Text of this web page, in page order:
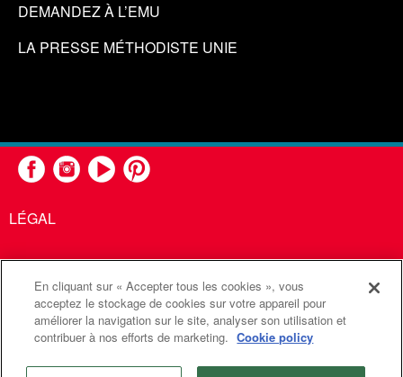
DEMANDEZ À L’EMU
LA PRESSE MÉTHODISTE UNIE
LÉGAL
United Methodist Communications est une agence de l'Église
Méthodiste Unie
Communications Méthodistes Unies. Tous droits
réservés
En cliquant sur « Accepter tous les cookies », vous
acceptez le stockage de cookies sur votre appareil pour
améliorer la navigation sur le site, analyser son utilisation et
contribuer à nos efforts de marketing. Cookie policy